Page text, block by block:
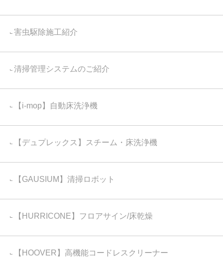
害虫駆除施工紹介
清掃管理システムのご紹介
【i-mop】自動床洗浄機
【デュプレックス】スチーム・床洗浄機
【GAUSIUM】清掃ロボット
【HURRICONE】フロアサイン/床乾燥
【HOOVER】高機能コードレスクリーナー